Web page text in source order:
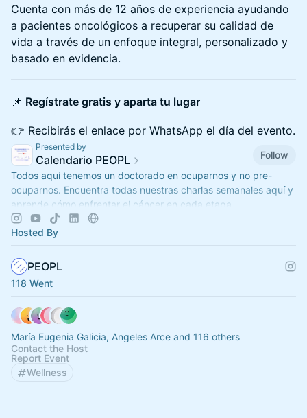
Cuenta con más de 12 años de experiencia ayudando
a pacientes oncológicos a recuperar su calidad de
vida a través de un enfoque integral, personalizado y
basado en evidencia.
📌 Regístrate gratis y aparta tu lugar
👉 Recibirás el enlace por WhatsApp el día del evento.
Presented by
Calendario PEOPL
Follow
Todos aquí tenemos un doctorado en ocuparnos y no pre-
ocuparnos. Encuentra todas nuestras charlas semanales aquí y
aprende cómo enfrentar el cáncer en cada etapa.
Hosted By
PEOPL
118 Went
María Eugenia Galicia, Angeles Arce and 116 others
Contact the Host
Report Event
Wellness